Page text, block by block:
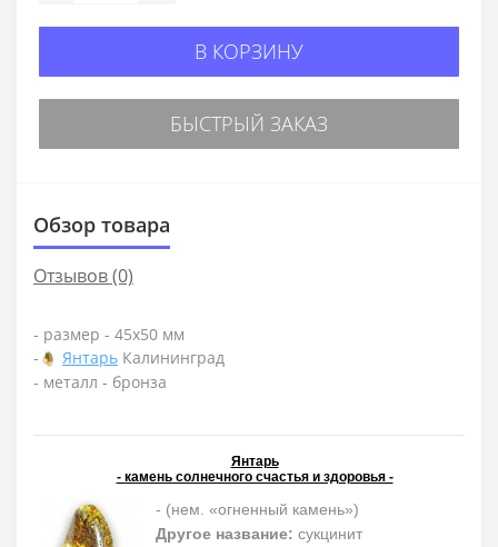
В КОРЗИНУ
БЫСТРЫЙ ЗАКАЗ
Обзор товара
Отзывов (0)
- размер - 45х50 мм
-
Янтарь Калининград
- металл - бронза
Янтарь
- камень солнечного счастья и здоровья -
- (нем. «огненный камень»)
Другое название: сукцинит